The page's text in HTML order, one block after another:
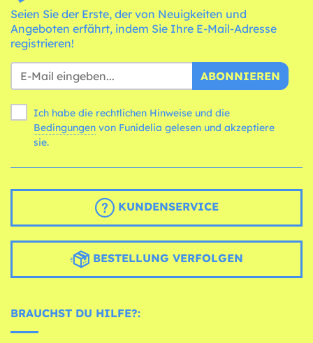
Seien Sie der Erste, der von Neuigkeiten und
Angeboten erfährt, indem Sie Ihre E-Mail-Adresse
registrieren!
ABONNIEREN
Ich habe die rechtlichen Hinweise und die
Bedingungen
sie.
KUNDENSERVICE
BESTELLUNG VERFOLGEN
BRAUCHST DU HILFE?: